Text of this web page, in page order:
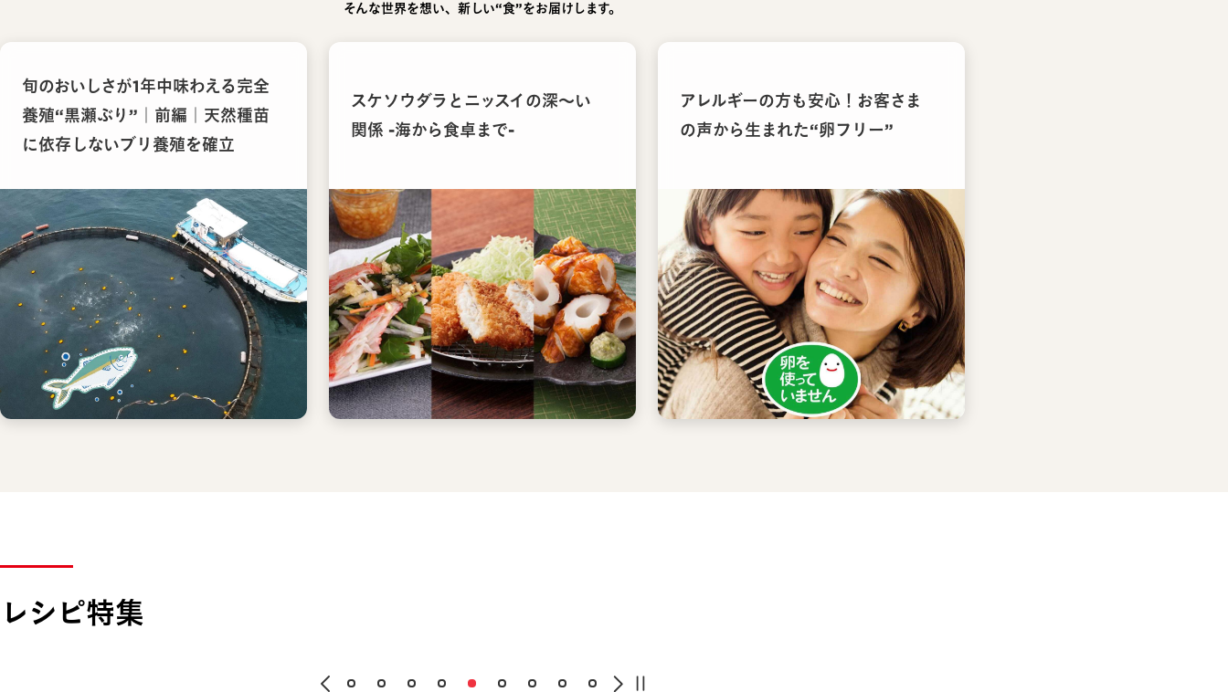
そんな世界を想い、新しい“食”をお届けします。
旬のおいしさが1年中味わえる完全
養殖“黒瀬ぶり”｜前編｜天然種苗
に依存しないブリ養殖を確立
スケソウダラとニッスイの深〜い
関係 -海から食卓まで-
アレルギーの方も安心！お客さま
の声から生まれた“卵フリー”
レシピ特集